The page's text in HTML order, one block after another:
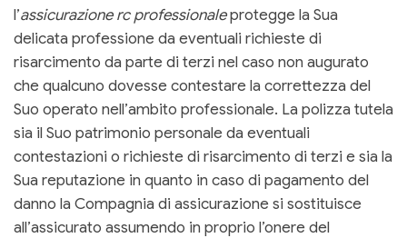
l’assicurazione rc professionaleprotegge la Sua
delicata professione da eventuali richieste di
risarcimento da parte di terzi nel caso non augurato
che qualcuno dovesse contestare la correttezza del
Suo operato nell’ambito professionale. La polizza tutela
sia il Suo patrimonio personale da eventuali
contestazioni o richieste di risarcimento di terzi e sia la
Sua reputazione in quanto in caso di pagamento del
danno la Compagnia di assicurazione si sostituisce
all’assicurato assumendo in proprio l’onere del